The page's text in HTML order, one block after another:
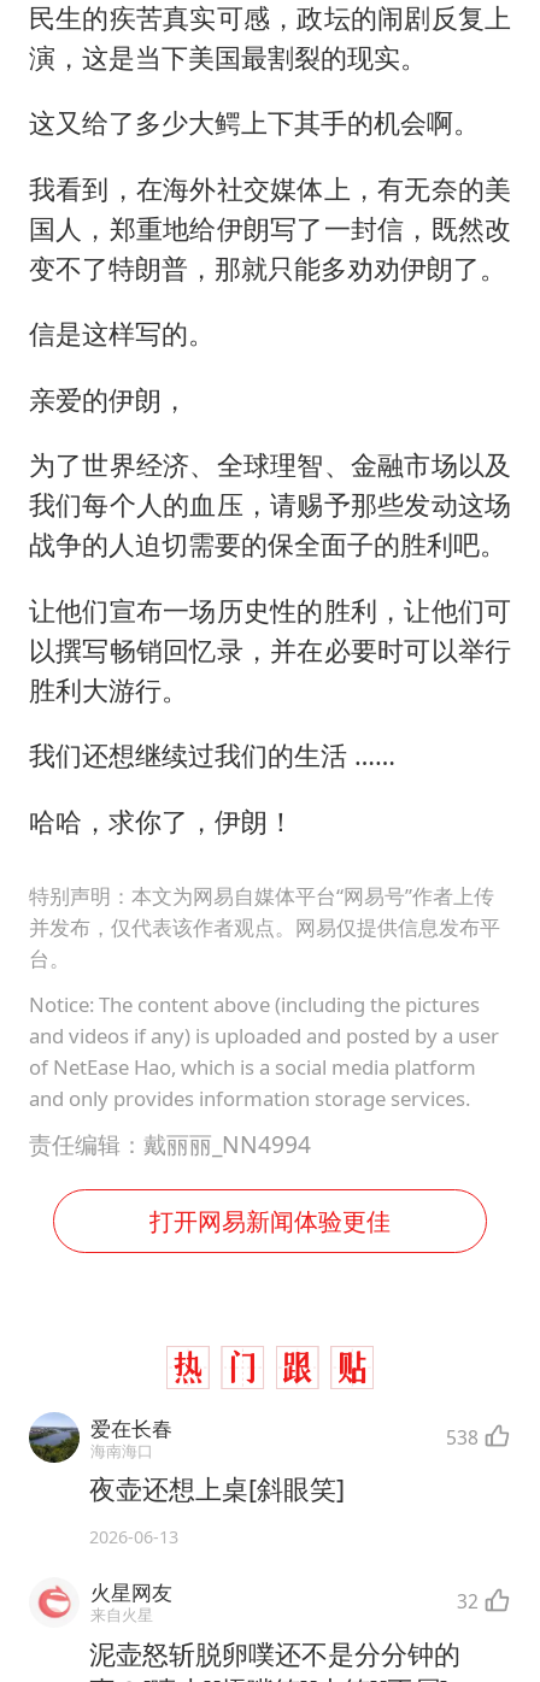
民生的疾苦真实可感，政坛的闹剧反复上
演，这是当下美国最割裂的现实。
这又给了多少大鳄上下其手的机会啊。
我看到，在海外社交媒体上，有无奈的美
国人，郑重地给伊朗写了一封信，既然改
变不了特朗普，那就只能多劝劝伊朗了。
信是这样写的。
亲爱的伊朗，
为了世界经济、全球理智、金融市场以及
我们每个人的血压，请赐予那些发动这场
战争的人迫切需要的保全面子的胜利吧。
让他们宣布一场历史性的胜利，让他们可
以撰写畅销回忆录，并在必要时可以举行
胜利大游行。
我们还想继续过我们的生活 ……
哈哈，求你了，伊朗！
特别声明：本文为网易自媒体平台“网易号”作者上传
并发布，仅代表该作者观点。网易仅提供信息发布平
台。
Notice: The content above (including the pictures
and videos if any) is uploaded and posted by a user
of NetEase Hao, which is a social media platform
and only provides information storage services.
责任编辑：戴丽丽_NN4994
打开网易新闻体验更佳
爱在长春
海南海口 538
夜壶还想上桌[斜眼笑]
2026-06-13
火星网友
来自火星 32
泥壶怒斩脱卵噗还不是分分钟的